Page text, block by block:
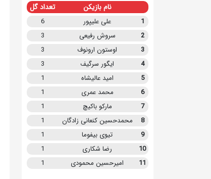
نام بازیکن تعداد گل
1 علی علیپور
6
2
سروش رفیعی
3
3
اوستون ارونوف
3
4
ایگور سرگیف
3
5
امید عالیشاه
1
6
محمد عمری
1
7
مارکو باکیچ
1
8
محمدحسین کنعانی زادگان
1
9
تیوی بیفوما
1
10
رضا شکاری
1
11
امیرحسین محمودی 1